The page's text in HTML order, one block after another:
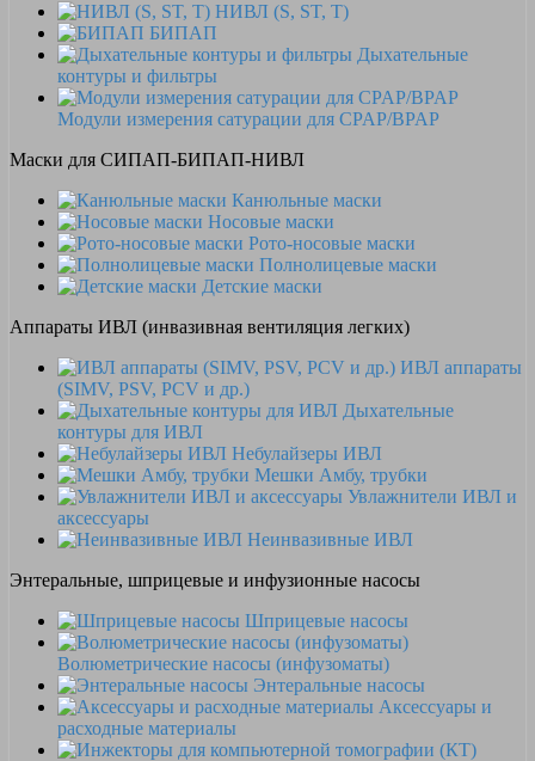
НИВЛ (S, ST, T)
БИПАП
Дыхательные
контуры и фильтры
Модули измерения сатурации для CPAP/BPAP
Маски для СИПАП-БИПАП-НИВЛ
Канюльные маски
Носовые маски
Рото-носовые маски
Полнолицевые маски
Детские маски
Аппараты ИВЛ (инвазивная вентиляция легких)
ИВЛ аппараты
(SIMV, PSV, PCV и др.)
Дыхательные
контуры для ИВЛ
Небулайзеры ИВЛ
Мешки Амбу, трубки
Увлажнители ИВЛ и
аксессуары
Неинвазивные ИВЛ
Энтеральные, шприцевые и инфузионные насосы
Шприцевые насосы
Волюметрические насосы (инфузоматы)
Энтеральные насосы
Аксессуары и
расходные материалы